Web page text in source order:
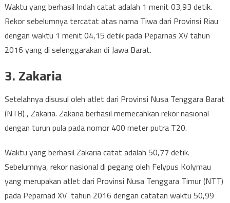
Waktu yang berhasil Indah catat adalah 1 menit 03,93 detik.
Rekor sebelumnya tercatat atas nama Tiwa dari Provinsi Riau
dengan waktu 1 menit 04,15 detik pada Peparnas XV tahun
2016 yang di selenggarakan di Jawa Barat.
3. Zakaria
Setelahnya disusul oleh atlet dari Provinsi Nusa Tenggara Barat
(NTB) , Zakaria. Zakaria berhasil memecahkan rekor nasional
dengan turun pula pada nomor 400 meter putra T20.
Waktu yang berhasil Zakaria catat adalah 50,77 detik.
Sebelumnya, rekor nasional di pegang oleh Felypus Kolymau
yang merupakan atlet dari Provinsi Nusa Tenggara Timur (NTT)
pada Peparnad XV tahun 2016 dengan catatan waktu 50,99